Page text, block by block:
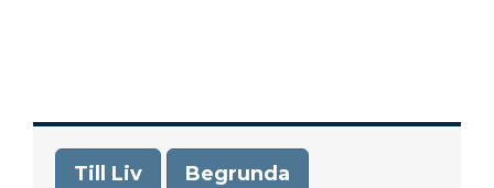
Till Liv Begrunda